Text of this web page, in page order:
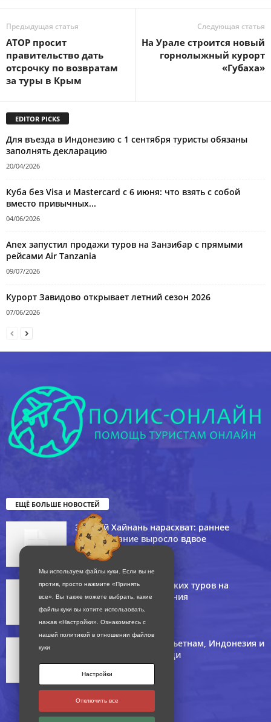
Предыдущая статья
АТОР просит
правительство дать
отсрочку по возвратам
за туры в Крым
Следующая статья
На Урале строится новый
горнолыжный курорт
«Губаха»
EDITOR PICKS
Для въезда в Индонезию с 1 сентября туристы обязаны
заполнять декларацию
20/04/2026
Куба без Visa и Mastercard с 6 июня: что взять с собой
вместо привычных...
04/06/2026
Anex запустил продажи туров на Занзибар с прямыми
рейсами Air Tanzania
09/07/2026
Курорт Завидово открывает летний сезон 2026
07/06/2026
ЕЩЁ БОЛЬШЕ НОВОСТЕЙ
Зимний Хайнань нарасхват: раннее
бронирование выросло вдвое
09/08/2026
Средний чек августовских туров на
популярные направления
09/08/2026
Безвиз расширяется: Вьетнам, Индонезия и
Малайзия — на очереди
08/08/2026
Мы используем файлы куки. Если вы не
против, просто нажмите «Принять
все». Вы также можете выбрать, какие
файлы куки вы хотите использовать,
нажав «Настройки». Ознакомьтесь с
нашей политикой в отношении файлов
куки
Настройки
Отключить все
работы веб-
сайта.
Для того, чтобы
мы могли
того, как он